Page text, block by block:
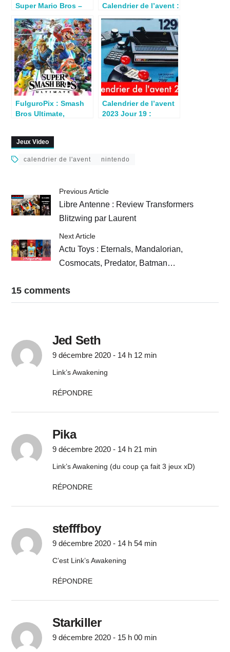
Super Mario Bros –
Calendrier de l’avent :
FulguroPix : Smash
Bros Ultimate,
Calendrier de l’avent
2023 Jour 19 :
Jeux Video
calendrier de l'avent nintendo
Previous Article
Libre Antenne : Review Transformers
Blitzwing par Laurent
Next Article
Actu Toys : Eternals, Mandalorian,
Cosmocats, Predator, Batman…
15 comments
Jed Seth
9 décembre 2020 - 14 h 12 min
Link’s Awakening
RÉPONDRE
Pika
9 décembre 2020 - 14 h 21 min
Link’s Awakening (du coup ça fait 3 jeux xD)
RÉPONDRE
stefffboy
9 décembre 2020 - 14 h 54 min
C’est Link’s Awakening
RÉPONDRE
Starkiller
9 décembre 2020 - 15 h 00 min